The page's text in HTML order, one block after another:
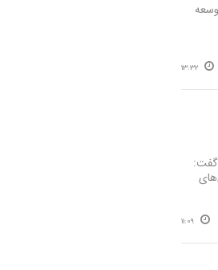
در ۱۲۸۵ محصول توسعه
13:32
11:09